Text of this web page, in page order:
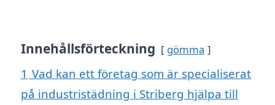
Innehållsförteckning gömma
1 Vad kan ett företag som är specialiserat
på industristädning i Striberg hjälpa till